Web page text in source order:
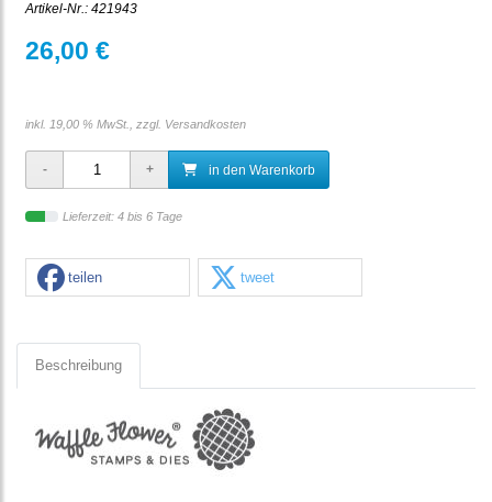
Artikel-Nr.: 421943
26,00 €
inkl. 19,00 % MwSt., zzgl. Versandkosten
in den Warenkorb
Lieferzeit: 4 bis 6 Tage
teilen tweet
Beschreibung